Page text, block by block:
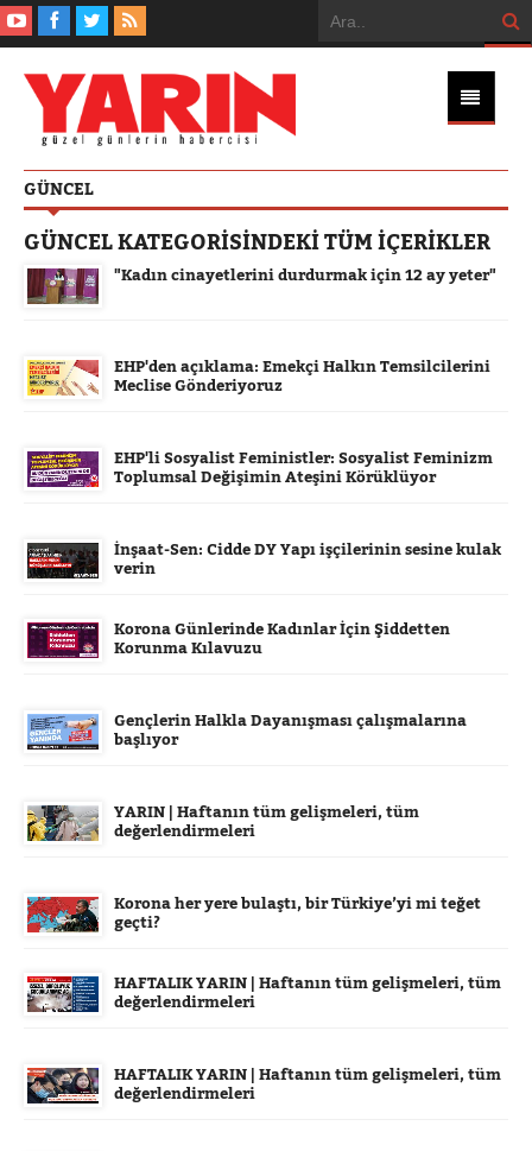
GÜNCEL
GÜNCEL KATEGORİSİNDEKİ TÜM İÇERİKLER
"Kadın cinayetlerini durdurmak için 12 ay yeter"
EHP'den açıklama: Emekçi Halkın Temsilcilerini
Meclise Gönderiyoruz
EHP'li Sosyalist Feministler: Sosyalist Feminizm
Toplumsal Değişimin Ateşini Körüklüyor
İnşaat-Sen: Cidde DY Yapı işçilerinin sesine kulak
verin
Korona Günlerinde Kadınlar İçin Şiddetten
Korunma Kılavuzu
Gençlerin Halkla Dayanışması çalışmalarına
başlıyor
YARIN | Haftanın tüm gelişmeleri, tüm
değerlendirmeleri
Korona her yere bulaştı, bir Türkiye’yi mi teğet
geçti?
HAFTALIK YARIN | Haftanın tüm gelişmeleri, tüm
değerlendirmeleri
HAFTALIK YARIN | Haftanın tüm gelişmeleri, tüm
değerlendirmeleri